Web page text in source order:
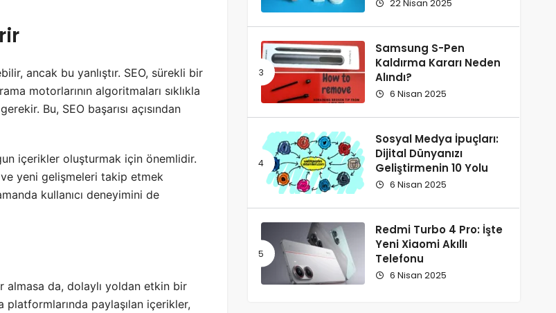
ancak bu yanlıştır. SEO, sürekli bir
motorlarının algoritmaları sıklıkla
Bu, SEO başarısı açısından
içerikler oluşturmak için önemlidir.
yeni gelişmeleri takip etmek
kullanıcı deneyimini de
almasa da, dolaylı yoldan etkin bir
platformlarında paylaşılan içerikler,
22 Nisan 2025
Samsung S-Pen
Kaldırma Kararı Neden
Alındı?
6 Nisan 2025
Sosyal Medya İpuçları:
Dijital Dünyanızı
Geliştirmenin 10 Yolu
6 Nisan 2025
Redmi Turbo 4 Pro: İşte
Yeni Xiaomi Akıllı
Telefonu
6 Nisan 2025